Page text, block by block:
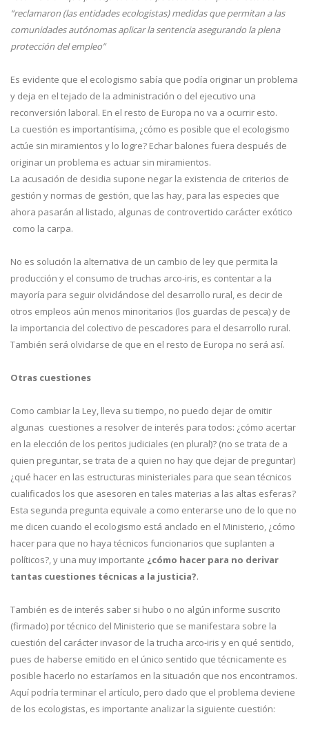
“reclamaron (las entidades ecologistas) medidas que permitan a las
comunidades autónomas aplicar la sentencia asegurando la plena
protección del empleo”
Es evidente que el ecologismo sabía que podía originar un problema
y deja en el tejado de la administración o del ejecutivo una
reconversión laboral. En el resto de Europa no va a ocurrir esto.
La cuestión es importantísima, ¿cómo es posible que el ecologismo
actúe sin miramientos y lo logre? Echar balones fuera después de
originar un problema es actuar sin miramientos.
La acusación de desidia supone negar la existencia de criterios de
gestión y normas de gestión, que las hay, para las especies que
ahora pasarán al listado, algunas de controvertido carácter exótico
como la carpa.
No es solución la alternativa de un cambio de ley que permita la
producción y el consumo de truchas arco-iris, es contentar a la
mayoría para seguir olvidándose del desarrollo rural, es decir de
otros empleos aún menos minoritarios (los guardas de pesca) y de
la importancia del colectivo de pescadores para el desarrollo rural.
También será olvidarse de que en el resto de Europa no será así.
Otras cuestiones
Como cambiar la Ley, lleva su tiempo, no puedo dejar de omitir
algunas cuestiones a resolver de interés para todos: ¿cómo acertar
en la elección de los peritos judiciales (en plural)? (no se trata de a
quien preguntar, se trata de a quien no hay que dejar de preguntar)
¿qué hacer en las estructuras ministeriales para que sean técnicos
cualificados los que asesoren en tales materias a las altas esferas?
Esta segunda pregunta equivale a como enterarse uno de lo que no
me dicen cuando el ecologismo está anclado en el Ministerio, ¿cómo
hacer para que no haya técnicos funcionarios que suplanten a
políticos?, y una muy importante ¿cómo hacer para no derivar
tantas cuestiones técnicas a la justicia?.
También es de interés saber si hubo o no algún informe suscrito
(firmado) por técnico del Ministerio que se manifestara sobre la
cuestión del carácter invasor de la trucha arco-iris y en qué sentido,
pues de haberse emitido en el único sentido que técnicamente es
posible hacerlo no estaríamos en la situación que nos encontramos.
Aquí podría terminar el artículo, pero dado que el problema deviene
de los ecologistas, es importante analizar la siguiente cuestión: